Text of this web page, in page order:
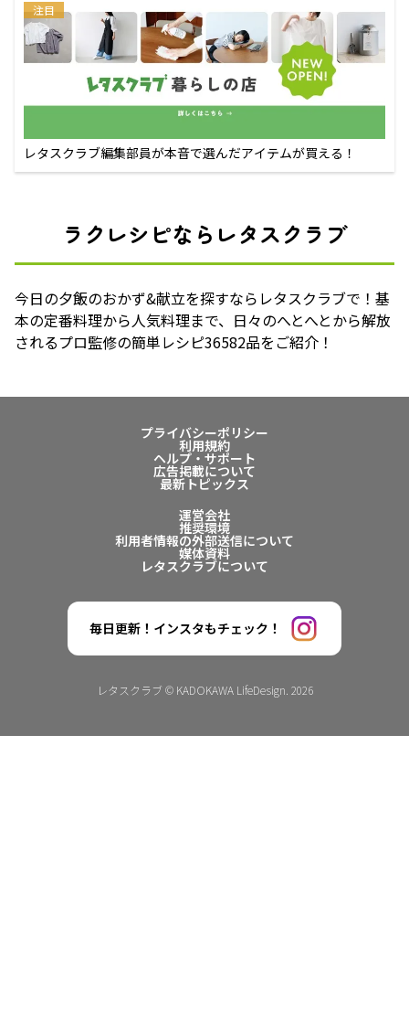
注目
レタスクラブ編集部員が本音で選んだアイテムが買える！
ラクレシピならレタスクラブ
今日の夕飯のおかず&献立を探すならレタスクラブで！基
本の定番料理から人気料理まで、日々のへとへとから解放
されるプロ監修の簡単レシピ36582品をご紹介！
プライバシーポリシー
利用規約
ヘルプ・サポート
広告掲載について
最新トピックス
運営会社
推奨環境
利用者情報の外部送信について
媒体資料
レタスクラブについて
毎日更新！インスタもチェック！
レタスクラブ © KADOKAWA LifeDesign. 2026